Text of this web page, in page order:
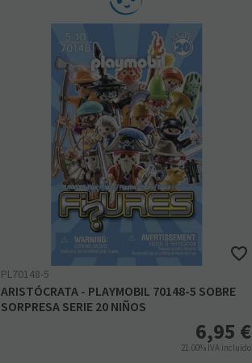
PL70148-5
ARISTÓCRATA - PLAYMOBIL 70148-5 SOBRE
SORPRESA SERIE 20 NIÑOS
6,95 €
21.00% IVA incluido